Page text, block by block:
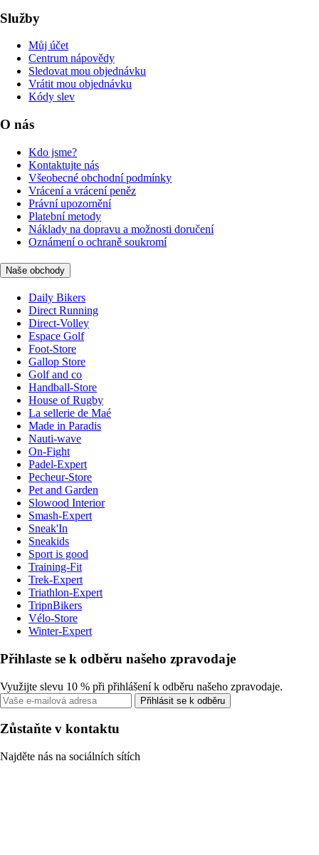
Služby
Můj účet
Centrum nápovědy
Sledovat mou objednávku
Vrátit mou objednávku
Kódy slev
O nás
Kdo jsme?
Kontaktujte nás
Všeobecné obchodní podmínky
Vrácení a vrácení peněz
Právní upozornění
Platební metody
Náklady na dopravu a možnosti doručení
Oznámení o ochraně soukromí
Naše obchody
Daily Bikers
Direct Running
Direct-Volley
Espace Golf
Foot-Store
Gallop Store
Golf and co
Handball-Store
House of Rugby
La sellerie de Maé
Made in Paradis
Nauti-wave
On-Fight
Padel-Expert
Pecheur-Store
Pet and Garden
Slowood Interior
Smash-Expert
Sneak'In
Sneakids
Sport is good
Training-Fit
Trek-Expert
Triathlon-Expert
TripnBikers
Vélo-Store
Winter-Expert
Přihlaste se k odběru našeho zpravodaje
Využijte slevu 10 % při přihlášení k odběru našeho zpravodaje.
Přihlásit se k odběru
Zůstaňte v kontaktu
Najděte nás na sociálních sítích